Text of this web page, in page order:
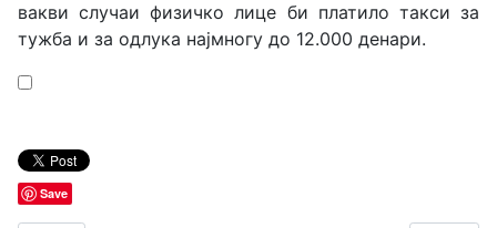
вакви случаи физичко лице би платило такси за
тужба и за одлука најмногу до 12.000 денари.
Save